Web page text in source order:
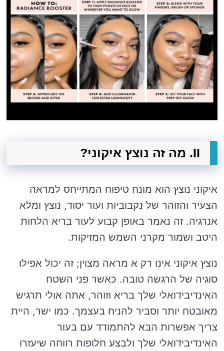
II. מה זה נוצץ איקוני?
איקוני נוצץ הוא מונח טיפוח המתייחס למראה
הצעיר והזוהר של נקבוביות ועור יסוד, נוצץ ומלא
אנרגיה. זה נאמר באופן קבוע לעור בריא הלחות
היטב ושמור מקרני השמש המזיקות.
נוצץ איקוני אינו רק א מראה מצוין; זה יכול אפילו
סוגיה של הרגשה טובה. כאשר פני השטח
האינדיבידואלי שלך בריא וזוהר, אתה אולי תרגיש
מאובטח יותר וסביר להניח בעצמך. כמו ישר, היית
צריך אפשרות הבא להתמודד עם בעור
האינדיבידואלי שלך ולבצע חלופות רווחה שיעזרו